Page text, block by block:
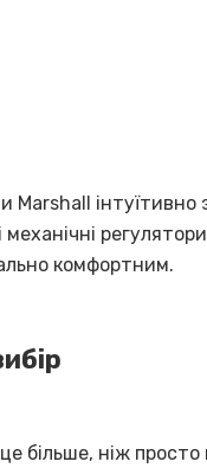
інтуїтивно
комфортним.
більше, ніж